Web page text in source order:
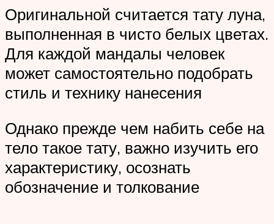
Оригинальной считается тату луна,
выполненная в чисто белых цветах.
Для каждой мандалы человек
может самостоятельно подобрать
стиль и технику нанесения
Однако прежде чем набить себе на
тело такое тату, важно изучить его
характеристику, осознать
обозначение и толкование